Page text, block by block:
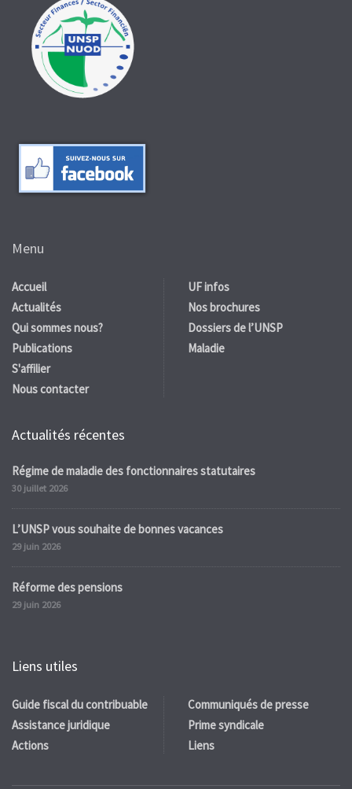
Menu
Accueil
Actualités
Qui sommes nous?
Publications
S'affilier
Nous contacter
UF infos
Nos brochures
Dossiers de l’UNSP
Maladie
Actualités récentes
Régime de maladie des fonctionnaires statutaires
30 juillet 2026
L’UNSP vous souhaite de bonnes vacances
29 juin 2026
Réforme des pensions
29 juin 2026
Liens utiles
Guide fiscal du contribuable
Assistance juridique
Actions
Communiqués de presse
Prime syndicale
Liens